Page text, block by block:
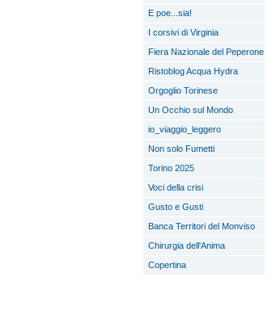
E poe...sia!
I corsivi di Virginia
Fiera Nazionale del Peperone
Ristoblog Acqua Hydra
Orgoglio Torinese
Un Occhio sul Mondo
io_viaggio_leggero
Non solo Fumetti
Torino 2025
Voci della crisi
Gusto e Gusti
Banca Territori del Monviso
Chirurgia dell'Anima
Copertina